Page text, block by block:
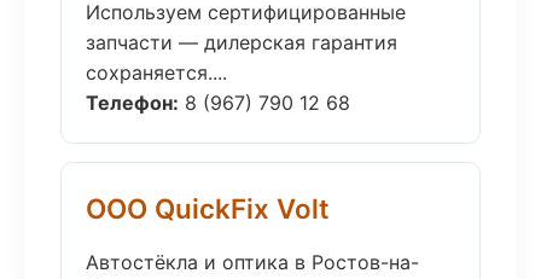
Используем сертифицированные
запчасти — дилерская гарантия
сохраняется....
Телефон: 8 (967) 790 12 68
ООО QuickFix Volt
Автостёкла и оптика в Ростов-на-